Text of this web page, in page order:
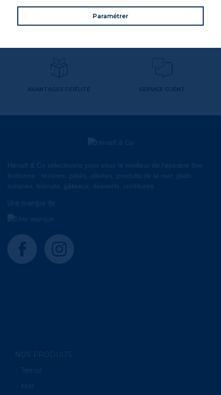
Paramétrer
AVANTAGES FIDÉLITÉ SERVICE CLIENT
Hénaff & Co sélectionne pour vous le meilleur de l'épicerie fine
bretonne : terrines, pâtés, rillettes, produits de la mer, plats
cuisinés, biscuits, gâteaux, desserts, confitures...
Une marque de:
facebook instagram
NOS PRODUITS
Terroir
Mer